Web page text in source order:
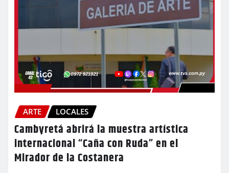
ARTE LOCALES
Cambyretá abrirá la muestra artística
internacional “Caña con Ruda” en el
Mirador de la Costanera